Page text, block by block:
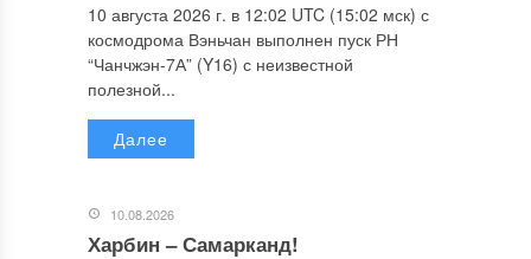
10 августа 2026 г. в 12:02 UTC (15:02 мск) с
космодрома Вэньчан выполнен пуск РН
“Чанчжэн-7А” (Y16) с неизвестной
полезной...
Далее
10.08.2026
Харбин – Самарканд!